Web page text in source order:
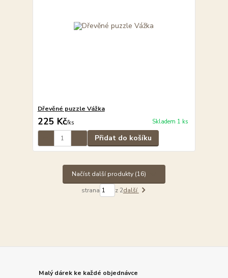
Dřevěné puzzle Vážka
225 Kč/ks Skladem 1 ks
Přidat do košíku
Načíst další produkty (16)
strana z 2další
Malý dárek ke každé objednávce